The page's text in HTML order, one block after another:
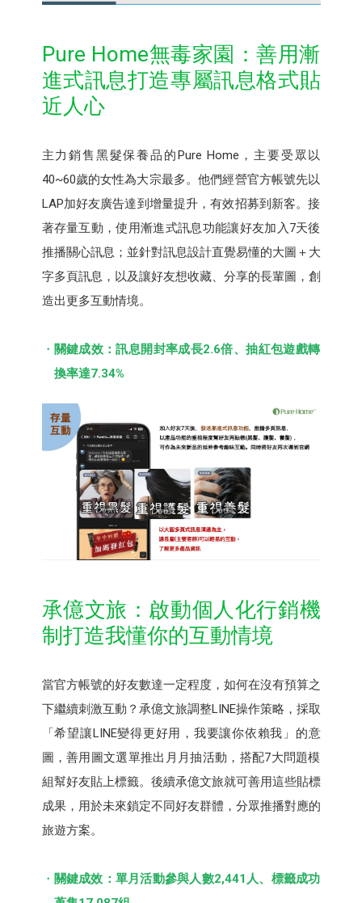
Pure Home無毒家園：善用漸
進式訊息打造專屬訊息格式貼
近人心
主力銷售黑髮保養品的Pure Home，主要受眾以
40~60歲的女性為大宗最多。他們經營官方帳號先以
LAP加好友廣告達到增量提升，有效招募到新客。接
著存量互動，使用漸進式訊息功能讓好友加入7天後
推播關心訊息；並針對訊息設計直覺易懂的大圖＋大
字多頁訊息，以及讓好友想收藏、分享的長輩圖，創
造出更多互動情境。
關鍵成效：訊息開封率成長2.6倍、抽紅包遊戲轉
換率達7.34%
承億文旅：啟動個人化行銷機
制打造我懂你的互動情境
當官方帳號的好友數達一定程度，如何在沒有預算之
下繼續刺激互動？承億文旅調整LINE操作策略，採取
「希望讓LINE變得更好用，我要讓你依賴我」的意
圖，善用圖文選單推出月月抽活動，搭配7大問題模
組幫好友貼上標籤。後續承億文旅就可善用這些貼標
成果，用於未來鎖定不同好友群體，分眾推播對應的
旅遊方案。
關鍵成效：單月活動參與人數2,441人、標籤成功